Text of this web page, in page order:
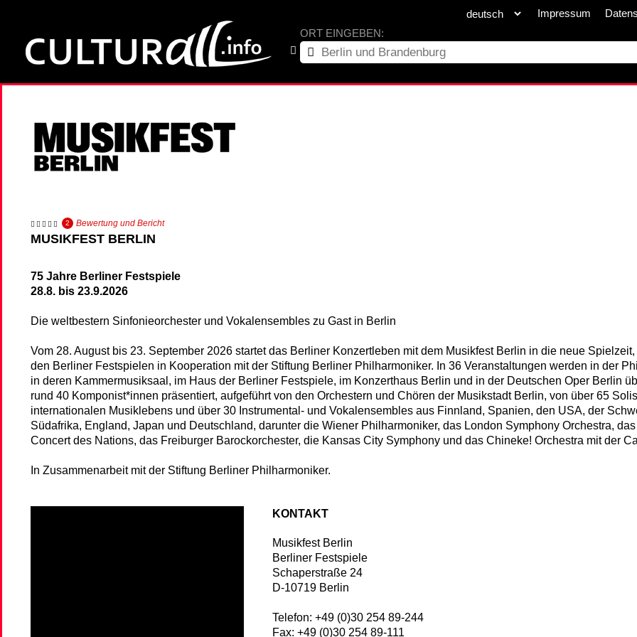
Impressum
ORT EINGEBEN:
2 Bewertung und Bericht
MUSIKFEST BERLIN
75 Jahre Berliner Festspiele
28.8. bis 23.9.2026
Die weltbestern Sinfonieorchester und Vokalensembles zu Gast in Berlin
Vom 28. August bis 23. September 2026 startet das Berliner Konzertleben mit dem Musikfest Berlin in die neue
den Berliner Festspielen in Kooperation mit der Stiftung Berliner Philharmoniker. In 36 Veranstaltungen werden in der
in deren Kammermusiksaal, im Haus der Berliner Festspiele, im Konzerthaus Berlin und in der Deutschen Oper Berlin
rund 40 Komponist*innen präsentiert, aufgeführt von den Orchestern und Chören der Musikstadt Berlin, von über 65
internationalen Musiklebens und über 30 Instrumental- und Vokalensembles aus Finnland, Spanien, den USA, der
Südafrika, England, Japan und Deutschland, darunter die Wiener Philharmoniker, das London Symphony Orchestra,
Concert des Nations, das Freiburger Barockorchester, die Kansas City Symphony und das Chineke! Orchestra mit der
In Zusammenarbeit mit der Stiftung Berliner Philharmoniker.
KONTAKT
Musikfest Berlin
Berliner Festspiele
Schaperstraße 24
D-10719 Berlin
Telefon: +49 (0)30 254 89-244
Fax: +49 (0)30 254 89-111